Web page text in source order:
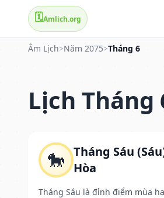
🗓️Amlich.org
Âm Lịch>Năm 2075>Tháng 6
Lịch Tháng
🐎 Tháng Sáu
Hòa
Tháng Sáu là đỉnh điểm mùa